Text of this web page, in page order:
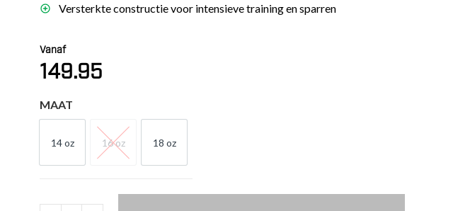
Versterkte constructie voor intensieve training en sparren
Vanaf
149.95
MAAT
14 oz
14 OZ
16 oz
16 OZ
18 oz
18 OZ